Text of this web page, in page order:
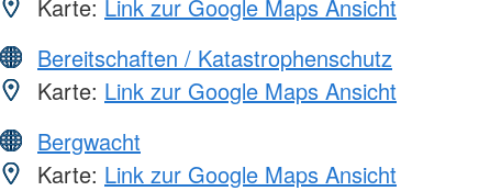
Karte: Link zur Google Maps Ansicht
Bereitschaften / Katastrophenschutz
Karte: Link zur Google Maps Ansicht
Bergwacht
Karte: Link zur Google Maps Ansicht